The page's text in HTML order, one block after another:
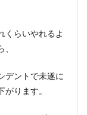
くらいやれるよ
デントで未遂に
ります。